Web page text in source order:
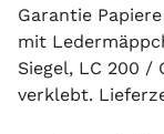
Garantie
mit
Siegel, LC 200 /
verklebt.